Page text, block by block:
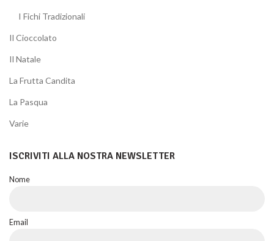
I Fichi Tradizionali
Il Cioccolato
Il Natale
La Frutta Candita
La Pasqua
Varie
ISCRIVITI ALLA NOSTRA NEWSLETTER
Nome
Email